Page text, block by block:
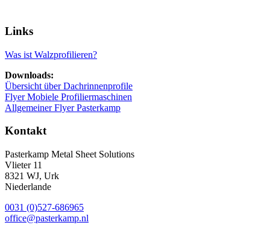
Links
Was ist Walzprofilieren?
Downloads:
Übersicht über Dachrinnenprofile
Flyer Mobiele Profiliermaschinen
Allgemeiner Flyer Pasterkamp
Kontakt
Pasterkamp Metal Sheet Solutions
Vlieter 11
8321 WJ, Urk
Niederlande
0031 (0)527-686965
office@pasterkamp.nl